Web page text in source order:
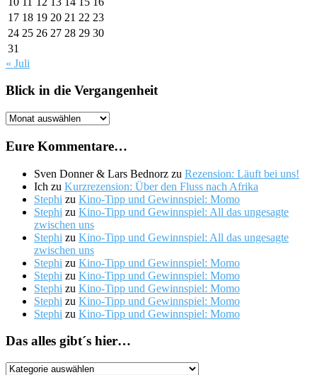
17 18 19 20 21 22 23
24 25 26 27 28 29 30
31
« Juli
Blick in die Vergangenheit
Blick
die
Eure Kommentare…
Sven Donner & Lars Bednorz zu Rezension: Läuft bei uns!
Ich zu Kurzrezension: Über den Fluss nach Afrika
Stephi zu Kino-Tipp und Gewinnspiel: Momo
Stephi zu Kino-Tipp und Gewinnspiel: All das ungesagte
zwischen uns
Stephi zu Kino-Tipp und Gewinnspiel: All das ungesagte
zwischen uns
Stephi zu Kino-Tipp und Gewinnspiel: Momo
Stephi zu Kino-Tipp und Gewinnspiel: Momo
Stephi zu Kino-Tipp und Gewinnspiel: Momo
Stephi zu Kino-Tipp und Gewinnspiel: Momo
Stephi zu Kino-Tipp und Gewinnspiel: Momo
Das alles gibt´s hier…
Das